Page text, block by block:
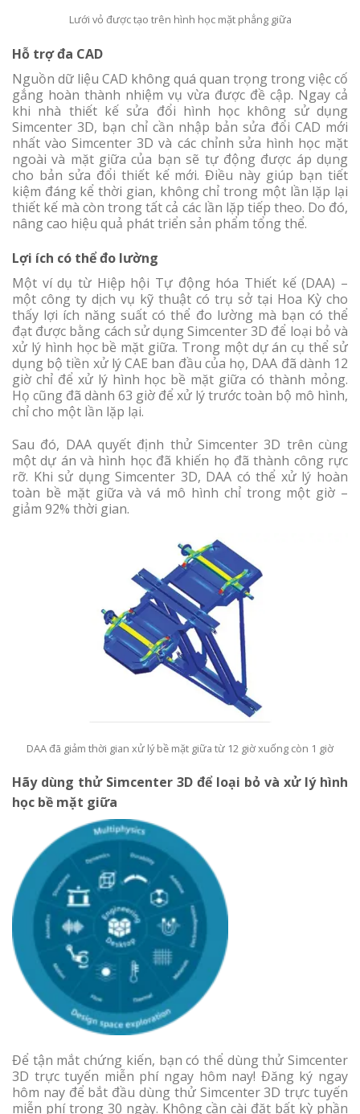
Lưới vỏ được tạo trên hình học mặt phẳng giữa
Hỗ trợ đa CAD
Nguồn dữ liệu CAD không quá quan trọng trong việc cố
gắng hoàn thành nhiệm vụ vừa được đề cập. Ngay cả
khi nhà thiết kế sửa đổi hình học không sử dụng
Simcenter 3D, bạn chỉ cần nhập bản sửa đổi CAD mới
nhất vào Simcenter 3D và các chỉnh sửa hình học mặt
ngoài và mặt giữa của bạn sẽ tự động được áp dụng
cho bản sửa đổi thiết kế mới. Điều này giúp bạn tiết
kiệm đáng kể thời gian, không chỉ trong một lần lặp lại
thiết kế mà còn trong tất cả các lần lặp tiếp theo. Do đó,
nâng cao hiệu quả phát triển sản phẩm tổng thể.
Lợi ích có thể đo lường
Một ví dụ từ Hiệp hội Tự động hóa Thiết kế (DAA) –
một công ty dịch vụ kỹ thuật có trụ sở tại Hoa Kỳ cho
thấy lợi ích năng suất có thể đo lường mà bạn có thể
đạt được bằng cách sử dụng Simcenter 3D để loại bỏ và
xử lý hình học bề mặt giữa. Trong một dự án cụ thể sử
dụng bộ tiền xử lý CAE ban đầu của họ, DAA đã dành 12
giờ chỉ để xử lý hình học bề mặt giữa có thành mỏng.
Họ cũng đã dành 63 giờ để xử lý trước toàn bộ mô hình,
chỉ cho một lần lặp lại.
Sau đó, DAA quyết định thử Simcenter 3D trên cùng
một dự án và hình học đã khiến họ đã thành công rực
rỡ. Khi sử dụng Simcenter 3D, DAA có thể xử lý hoàn
toàn bề mặt giữa và vá mô hình chỉ trong một giờ –
giảm 92% thời gian.
DAA đã giảm thời gian xử lý bề mặt giữa từ 12 giờ xuống còn 1 giờ
Hãy dùng thử Simcenter 3D để loại bỏ và xử lý hình
học bề mặt giữa
Để tận mắt chứng kiến, bạn có thể dùng thử Simcenter
3D trực tuyến miễn phí ngay hôm nay! Đăng ký ngay
hôm nay để bắt đầu dùng thử Simcenter 3D trực tuyến
miễn phí trong 30 ngày. Không cần cài đặt bất kỳ phần